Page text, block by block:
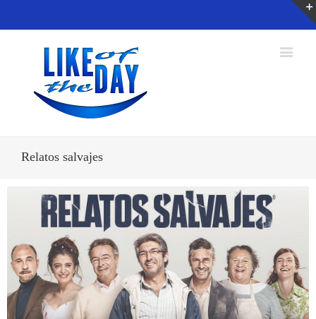
Relatos salvajes